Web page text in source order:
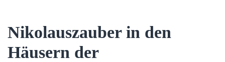
Nikolauszauber in den
Häusern der